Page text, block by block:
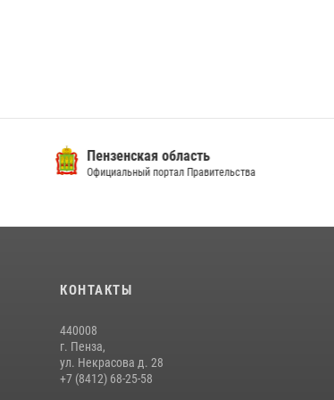
Пензенская область
Официальный портал Правительства
КОНТАКТЫ
440008
г. Пенза,
ул. Некрасова д. 28
+7 (8412) 68-25-58